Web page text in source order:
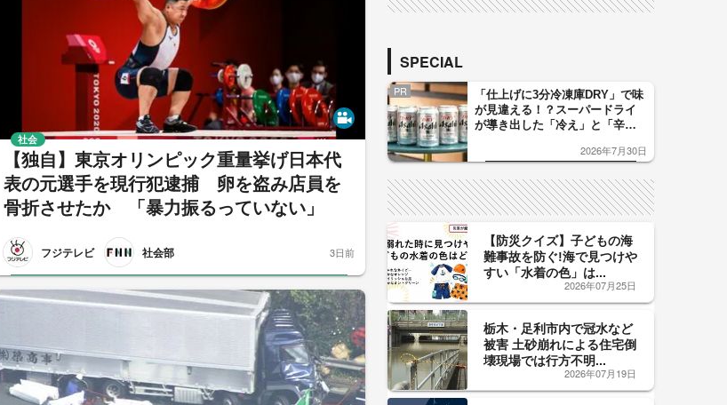
【独自】東京オリンピック重量挙げ日本代
表の元選手を現行犯逮捕 卵を盗み店員を
骨折させたか 「暴力振るっていない」
フジテレビ 社会部
社会
3日前
SPECIAL
PR
「仕上げに3分冷凍庫DRY」で味
が見違える！？スーパードライ
が導き出した「冷え」と「辛
した「辛口カーブ」が飲み頃の
2026年7月30日
【防災クイズ】子どもの海
難事故を防ぐ!海で見つけや
すい「水着の色」は...
2026年07月25日
栃木・足利市内で冠水など
被害 土砂崩れによる住宅倒
壊現場では行方不明...
2026年07月19日